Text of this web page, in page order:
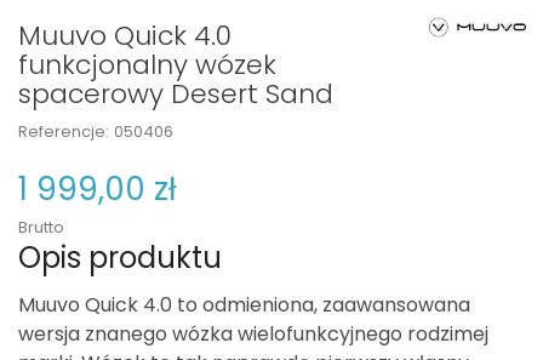
Muuvo Quick 4.0
funkcjonalny wózek
spacerowy Desert Sand
Referencje: 050406
1 999,00 zł
Brutto
Opis produktu
Muuvo Quick 4.0 to odmieniona, zaawansowana
wersja znanego wózka wielofunkcyjnego rodzimej